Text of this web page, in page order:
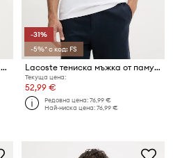
Michael Kors тениска мъжка от памук
-31%
-5%* с код: FS
Lacoste тениска мъжка от памук
Текуща цена:
52,99 €
Редовна цена:76,99 €
Най-ниска цена:76,99 €